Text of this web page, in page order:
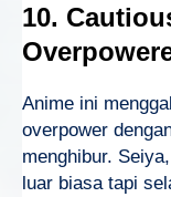
10.
Anime ini
overpower
menghibur.
luar biasa tapi